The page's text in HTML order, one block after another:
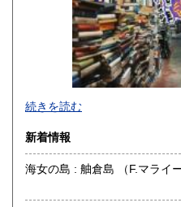
185円
185円
185円
当方は店舗ではございません
商品発送の際、（宛名のご指
領収書を同封致しております
た適格請求書・領収書は発行
続きを読む
新着情報
海女の島 : 舳倉島